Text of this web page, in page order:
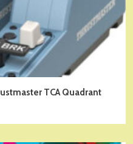
TCA Quadrant